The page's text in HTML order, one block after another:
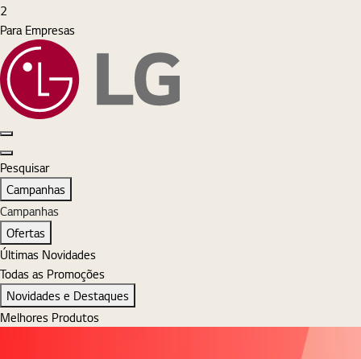
Cart
2
Para Empresas
Pesquisar
Iniciar sessão
MyLG
Cart
Close Menu
PesquisarPesquisar
Campanhas
Campanhas
Ofertas
Últimas Novidades
Todas as Promoções
Novidades e Destaques
Melhores Produtos